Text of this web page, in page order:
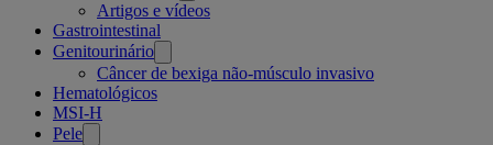
Artigos e vídeos
Gastrointestinal
Genitourinário
Câncer de bexiga não-músculo invasivo
Hematológicos
MSI-H
Pele